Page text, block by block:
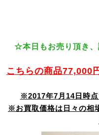
☆本日もお売り頂き
こちらの商品77,000
※2017年7月14日時点
※お買取価格は日々の相